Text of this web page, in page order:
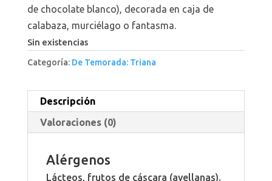
de chocolate blanco), decorada en caja de
calabaza, murciélago o fantasma.
Sin existencias
Categoría: De Temorada: Triana
Descripción
Valoraciones (0)
Alérgenos
Lácteos, frutos de cáscara (avellanas).